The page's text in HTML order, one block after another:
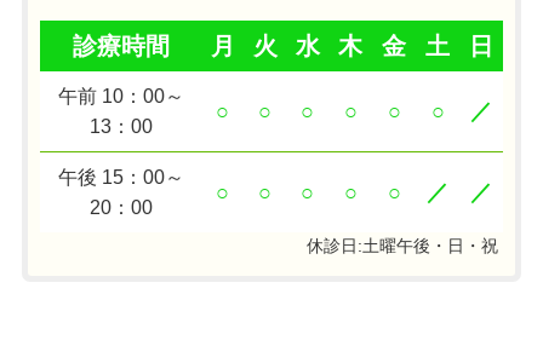
診療時間 月 火 水 木 金 土 日
午前 10：00～
13：00
○ ○ ○ ○ ○ ○ ／
午後 15：00～
20：00
○ ○ ○ ○ ○ ／ ／
休診日:土曜午後・日・祝